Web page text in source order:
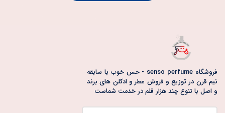
فروشگاه senso perfume - حس خوب با سابقه
نیم قرن در توزیع و فروش عطر و ادکلن های برند
و اصل با تنوع چند هزار قلم در خدمت شماست